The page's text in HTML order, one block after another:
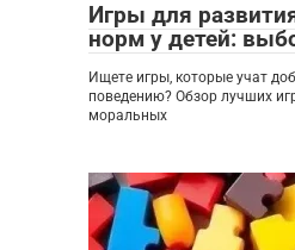
Игры для
норм у детей:
Ищете игры, которые учат
поведению? Обзор лучших
моральных